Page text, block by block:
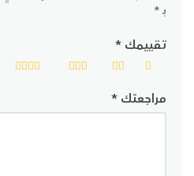
بـ*
تقييمك*
مراجعتك*